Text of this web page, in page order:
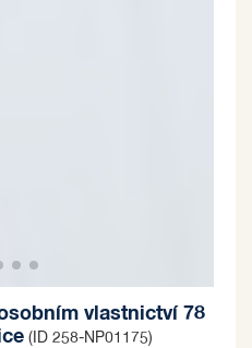
vlastnictví 78
(ID 258-NP01175)